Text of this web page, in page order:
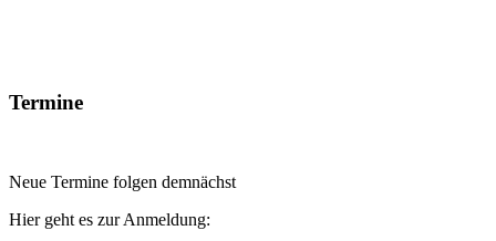
Termine
Neue Termine folgen demnächst
Hier geht es zur Anmeldung: